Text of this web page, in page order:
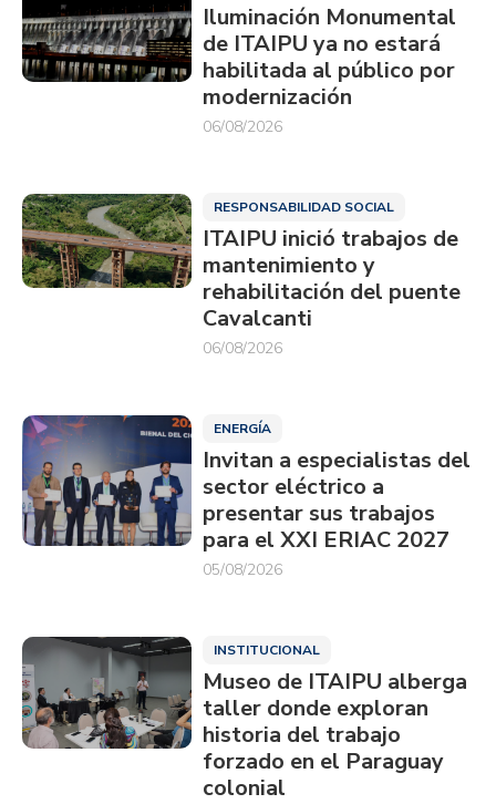
Iluminación Monumental
de ITAIPU ya no estará
habilitada al público por
modernización
06/08/2026
RESPONSABILIDAD SOCIAL
ITAIPU inició trabajos de
mantenimiento y
rehabilitación del puente
Cavalcanti
06/08/2026
ENERGÍA
Invitan a especialistas del
sector eléctrico a
presentar sus trabajos
para el XXI ERIAC 2027
05/08/2026
INSTITUCIONAL
Museo de ITAIPU alberga
taller donde exploran
historia del trabajo
forzado en el Paraguay
colonial